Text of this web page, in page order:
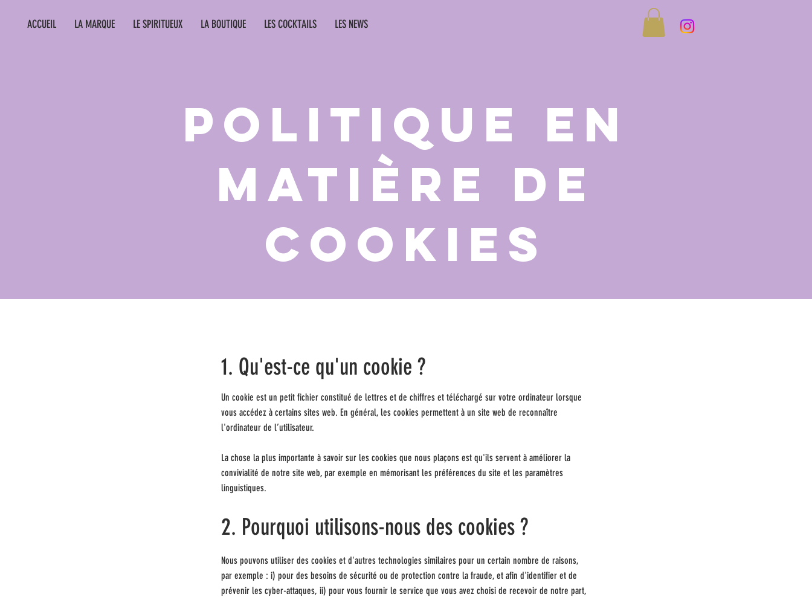
ACCUEIL LA MARQUE LE SPIRITUEUX LA BOUTIQUE LES COCKTAILS LES NEWS
Politique en
matière de
cookies
1. Qu'est-ce qu'un cookie ?
Un cookie est un petit fichier constitué de lettres et de chiffres et téléchargé sur votre ordinateur lorsque
vous accédez à certains sites web. En général, les cookies permettent à un site web de reconnaître
l'ordinateur de l’utilisateur.
La chose la plus importante à savoir sur les cookies que nous plaçons est qu'ils servent à améliorer la
convivialité de notre site web, par exemple en mémorisant les préférences du site et les paramètres
linguistiques.
2. Pourquoi utilisons-nous des cookies ?
Nous pouvons utiliser des cookies et d'autres technologies similaires pour un certain nombre de raisons,
par exemple : i) pour des besoins de sécurité ou de protection contre la fraude, et afin d'identifier et de
prévenir les cyber-attaques, ii) pour vous fournir le service que vous avez choisi de recevoir de notre part,